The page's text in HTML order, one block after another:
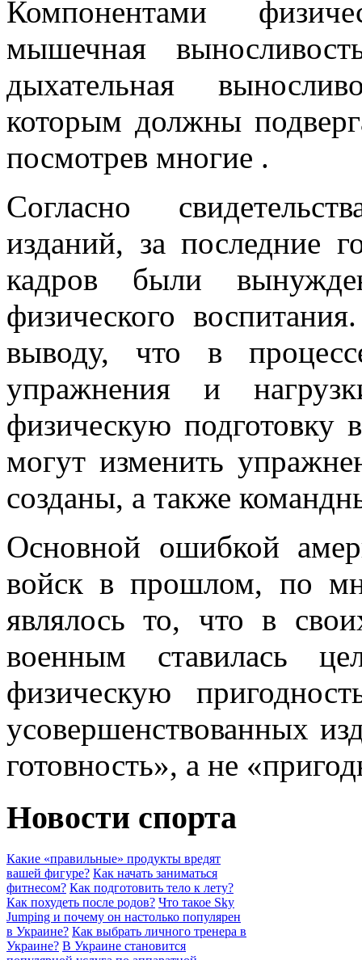
Компонентами
мышечная
дыхательная
которым должны
посмотрев многие .
Согласно
изданий, за последние
кадров были
физического
выводу, что в
упражнения и
физическую
могут изменить
созданы, а также
Основной ошибкой
войск в прошлом, по
являлось то, что в
военным ставилась
физическую
усовершенствованных
готовность», а не
Новости спорта
Какие «правильные» продукты вредят
вашей фигуре? Как начать заниматься
фитнесом? Как подготовить тело к лету?
Как похудеть после родов? Что такое Sky
Jumping и почему он настолько популярен
в Украине? Как выбрать личного тренера в
Украине? В Украине становится